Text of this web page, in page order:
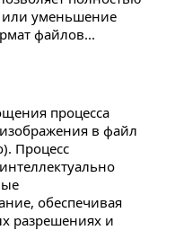
или уменьшение
файлов...
процесса
в файл
Процесс
обеспечивая
разрешениях и